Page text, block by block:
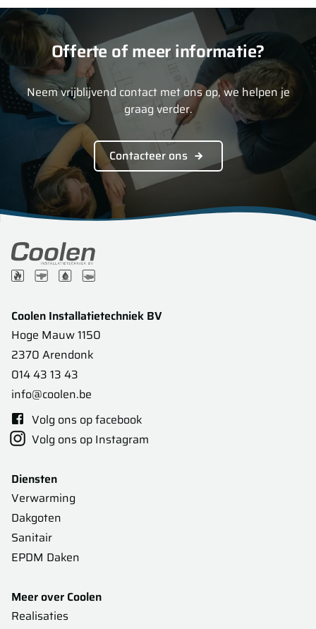
Offerte of meer informatie?
Neem vrijblijvend contact met ons op, we helpen je
graag verder.
Contacteer ons
Coolen Installatietechniek BV
Hoge Mauw 1150
2370 Arendonk
014 43 13 43
info@coolen.be
Volg ons op facebook
Volg ons op Instagram
Diensten
Verwarming
Dakgoten
Sanitair
EPDM Daken
Meer over Coolen
Realisaties